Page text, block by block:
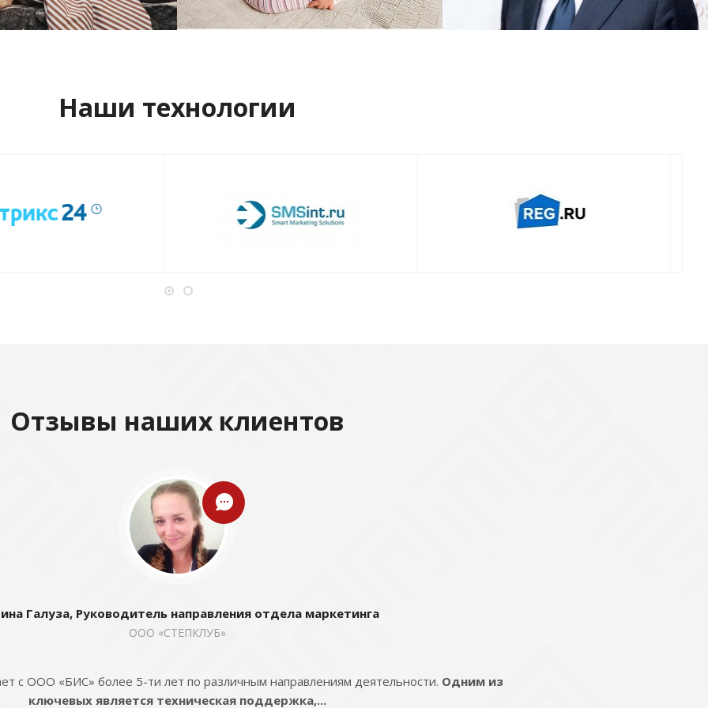
проект
Смотреть проект
Смотреть проект
Наши технологии
Отзывы наших клиентов
Галуза, Руководитель направления отдела маркетинга
ООО «СТЕПКЛУБ»
с ООО «БИС» более 5-ти лет по различным направлениям деятельности. Одним из
ключевых является техническая поддержка,...